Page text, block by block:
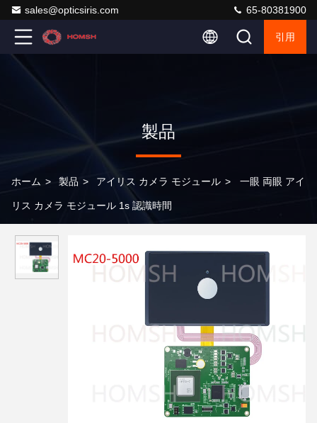
sales@opticsiris.com 65-80381900
引用
製品
ホーム > 製品 > アイリス カメラ モジュール > 一眼 両眼 アイ
リス カメラ モジュール 1s 認識時間